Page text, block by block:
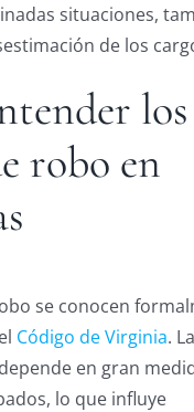
situaciones,
de los
los
robo en
se conocen
Código de Virginia.
en gran
lo que influye